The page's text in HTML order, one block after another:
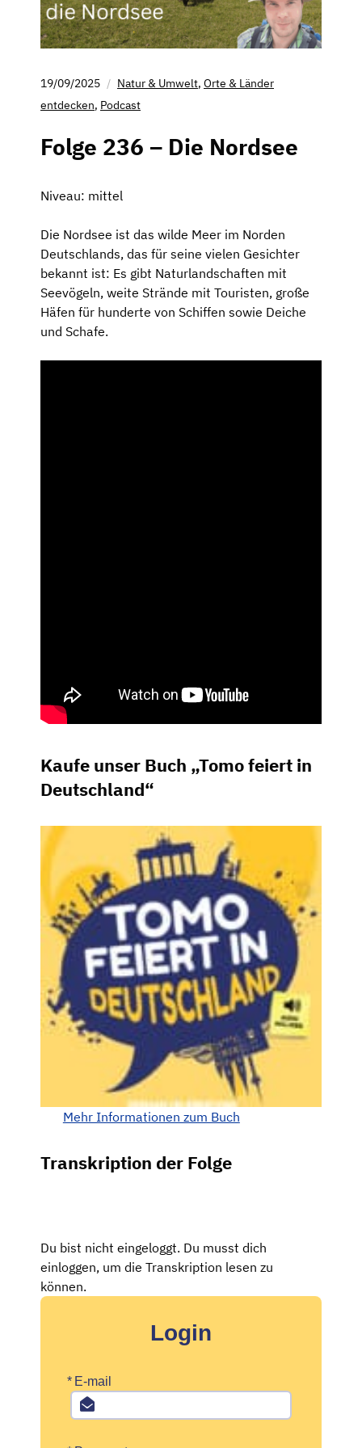
19/09/2025 Natur & Umwelt, Orte & Länder
entdecken, Podcast
Folge 236 – Die Nordsee
Niveau: mittel
Die Nordsee ist das wilde Meer im Norden
Deutschlands, das für seine vielen Gesichter
bekannt ist: Es gibt Naturlandschaften mit
Seevögeln, weite Strände mit Touristen, große
Häfen für hunderte von Schiffen sowie Deiche
und Schafe.
Kaufe unser Buch „Tomo feiert in
Deutschland“
Mehr Informationen zum Buch
Transkription der Folge
Du bist nicht eingeloggt. Du musst dich
einloggen, um die Transkription lesen zu
können.
Login
* E-mail